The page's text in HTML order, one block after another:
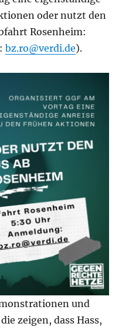
oder nutzt den
Rosenheim:
bz.ro@verdi.de).
und
zeigen, dass Hass,